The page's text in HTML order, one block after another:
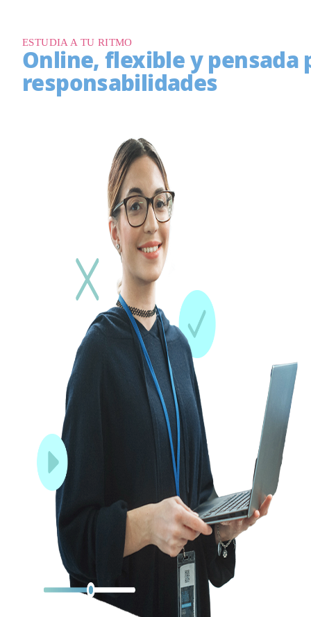
ESTUDIA A TU RITMO
Online, flexible y pensada
responsabilidades